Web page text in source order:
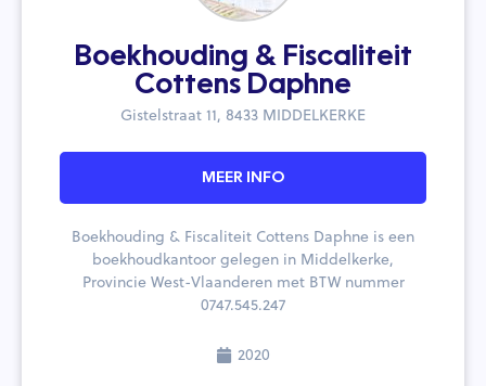
Boekhouding & Fiscaliteit
Cottens Daphne
Gistelstraat 11, 8433 MIDDELKERKE
MEER INFO
Boekhouding & Fiscaliteit Cottens Daphne is een
boekhoudkantoor gelegen in Middelkerke,
Provincie West-Vlaanderen met BTW nummer
0747.545.247
2020